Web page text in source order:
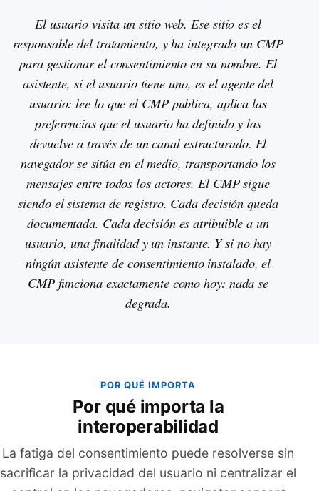
El usuario visita un sitio web. Ese sitio es el
responsable del tratamiento, y ha integrado un CMP
para gestionar el consentimiento en su nombre. El
asistente, si el usuario tiene uno, es el agente del
usuario: lee lo que el CMP publica, aplica las
preferencias que el usuario ha definido y las
devuelve a través de un canal estructurado. El
navegador se sitúa en el medio, transportando los
mensajes entre todos los actores. El CMP sigue
siendo el sistema de registro. Cada decisión queda
documentada. Cada decisión es atribuible a un
usuario, una finalidad y un instante. Y si no hay
ningún asistente de consentimiento instalado, el
CMP funciona exactamente como hoy: nada se
degrada.
POR QUÉ IMPORTA
Por qué importa la
interoperabilidad
La fatiga del consentimiento puede resolverse sin
sacrificar la privacidad del usuario ni centralizar el